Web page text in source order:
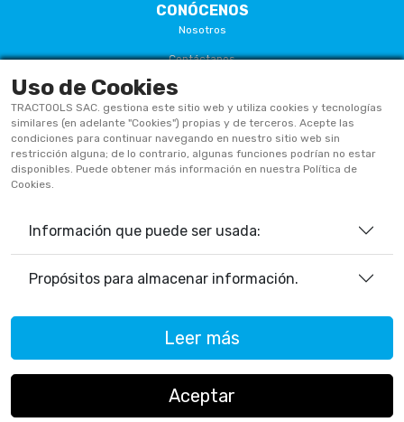
CONÓCENOS
Nosotros
Contáctanos
Términos Y Condiciones
Políticas De Privacidad
Políticas De Cookies
Preguntas Frecuentes
933906515
Horario de Atención:
/ 2:00 p.m. a 5:30 p.m.
Sábados: 9:00 a.m. a 12:30 p.m.
Uso de Cookies
TRACTOOLS SAC. gestiona este sitio web y utiliza cookies y tecnologías
similares (en adelante "Cookies") propias y de terceros. Acepte las
condiciones para continuar navegando en nuestro sitio web sin
restricción alguna; de lo contrario, algunas funciones podrían no estar
disponibles. Puede obtener más información en nuestra Política de
Cookies.
Información que puede ser usada:
Propósitos para almacenar información.
Leer más
Aceptar